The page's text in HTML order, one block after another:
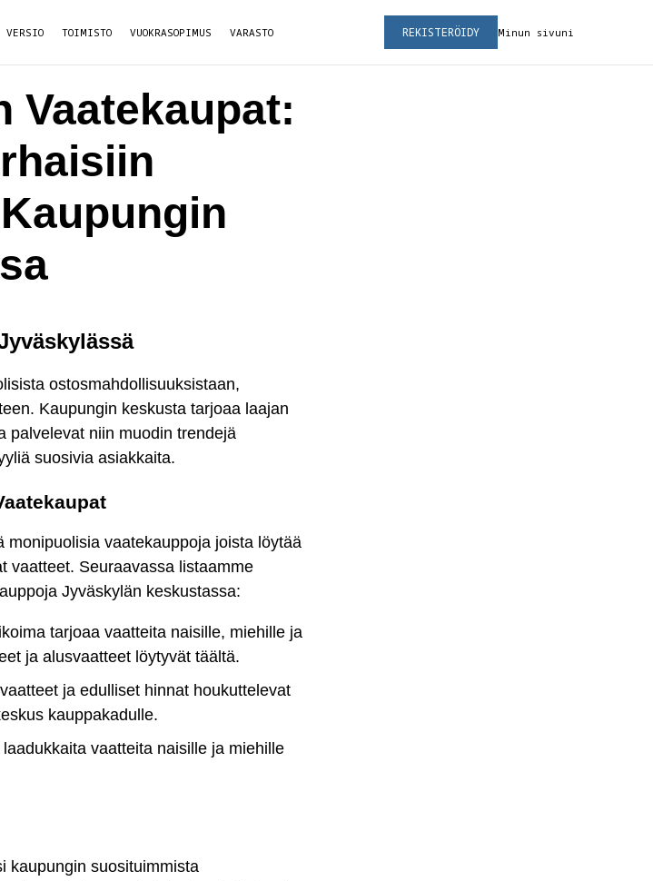
VERSIO TOIMISTO VUOKRASOPIMUS VARASTO Minun sivuni
REKISTERÖIDY
Vaatekaupat:
ostosmahdollisuuksistaan,
Kaupungin keskusta tarjoaa laajan
palvelevat niin muodin trendejä
suosivia asiakkaita.
monipuolisia vaatekauppoja joista löytää
vaatteet. Seuraavassa listaamme
Jyväskylän keskustassa:
tarjoaa vaatteita naisille, miehille ja
ja alusvaatteet löytyvät täältä.
ja edulliset hinnat houkuttelevat
kauppakadulle.
vaatteita naisille ja miehille
kaupungin suosituimmista